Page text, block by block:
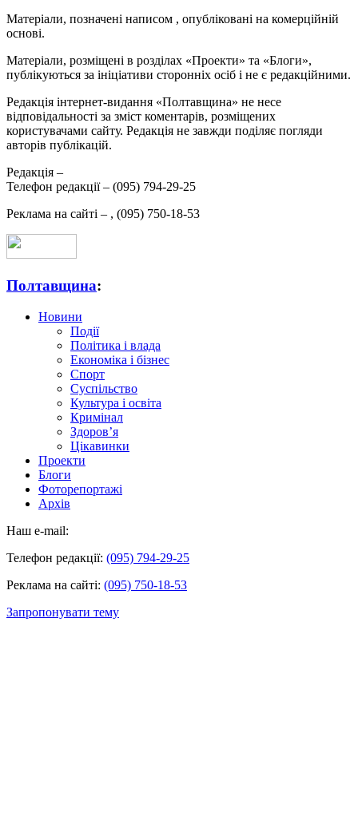
Матеріали, позначені написом , опубліковані на комерційній
основі.
Матеріали, розміщені в розділах «Проекти» та «Блоги»,
публікуються за ініціативи сторонніх осіб і не є редакційними.
Редакція інтернет-видання «Полтавщина» не несе
відповідальності за зміст коментарів, розміщених
користувачами сайту. Редакція не завжди поділяє погляди
авторів публікацій.
Редакція –
Телефон редакції – (095) 794-29-25
Реклама на сайті – , (095) 750-18-53
Полтавщина:
Новини
Події
Політика і влада
Економіка і бізнес
Спорт
Суспільство
Культура і освіта
Кримінал
Здоров’я
Цікавинки
Проекти
Блоги
Фоторепортажі
Архів
Наш e-mail:
Телефон редакції: (095) 794-29-25
Реклама на сайті: (095) 750-18-53
Запропонувати тему